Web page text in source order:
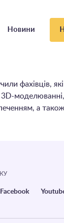
Новини
фахівців,
3D-
а
Facebook